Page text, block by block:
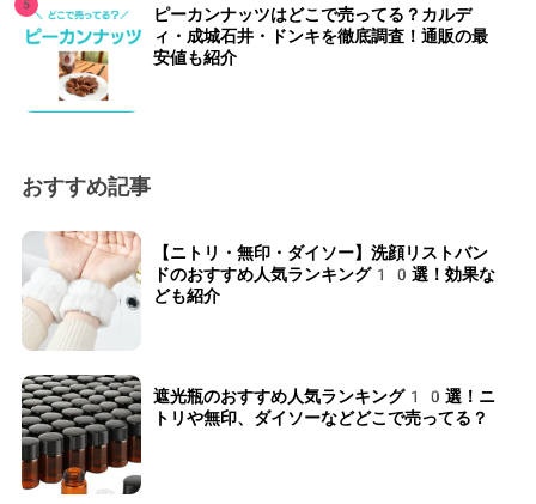
ピーカンナッツはどこで売ってる？カルデ
ィ・成城石井・ドンキを徹底調査！通販の最
安値も紹介
おすすめ記事
【ニトリ・無印・ダイソー】洗顔リストバン
ドのおすすめ人気ランキング10選！効果な
ども紹介
遮光瓶のおすすめ人気ランキング10選！ニ
トリや無印、ダイソーなどどこで売ってる？